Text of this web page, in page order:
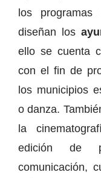
los
diseñan los
ello se cuenta
con el fin de
los municipios
o danza.
la
edición de
comunicación,